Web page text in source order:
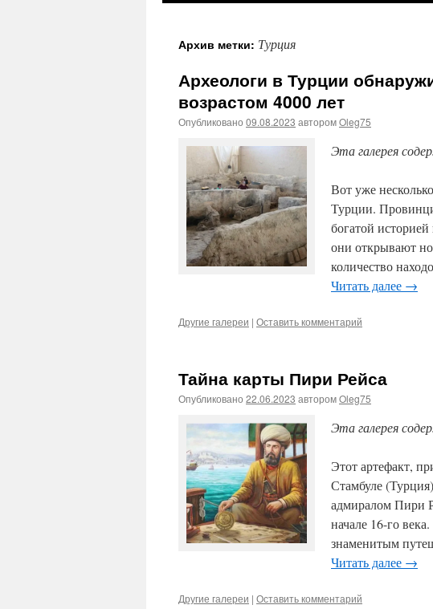
Архив метки: Турция
Археологи в Турции
возрастом 4000 лет
Опубликовано 09.08.2023 авторомOleg75
Эта галерея
Вот уже
Турции.
богатой
они открывают
количество
Читать далее →
Другие галереи | Оставить комментарий
Тайна карты Пири Рейса
Опубликовано 22.06.2023 авторомOleg75
Эта галерея
Этот артефакт,
Стамбуле
адмиралом Пири
начале 16-го
знаменитым
Читать далее →
Другие галереи | Оставить комментарий